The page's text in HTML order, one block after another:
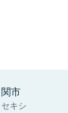
関市
セキシ